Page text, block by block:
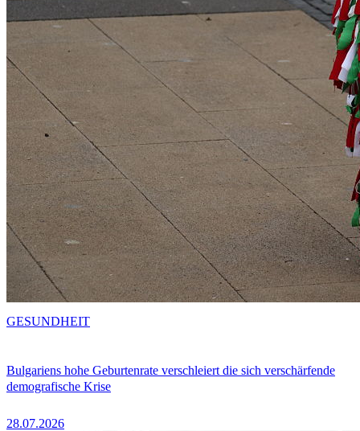
Bulgariens hohe Geburtenrate verschleiert die sich verschärfende
demografische Krise
28.07.2026
GESUNDHEIT